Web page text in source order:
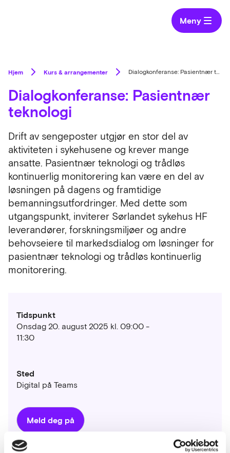
Meny
Hjem Kurs & arrangementer Dialogkonferanse: Pasientnær teknologi
Dialogkonferanse: Pasientnær
teknologi
Drift av sengeposter utgjør en stor del av
aktiviteten i sykehusene og krever mange
ansatte. Pasientnær teknologi og trådløs
kontinuerlig monitorering kan være en del av
løsningen på dagens og framtidige
bemanningsutfordringer. Med dette som
utgangspunkt, inviterer Sørlandet sykehus HF
leverandører, forskningsmiljøer og andre
behovseiere til markedsdialog om løsninger for
pasientnær teknologi og trådløs kontinuerlig
monitorering.
Tidspunkt
Onsdag 20. august 2025 kl. 09:00 -
11:30
Sted
Digital på Teams
Meld deg på